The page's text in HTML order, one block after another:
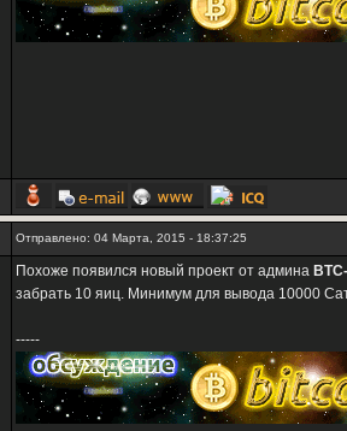
Отправлено: 04 Марта, 2015 - 18:37:25
Похоже появился новый проект от админа
забрать 10 яиц. Минимум для вывода 10000
-----